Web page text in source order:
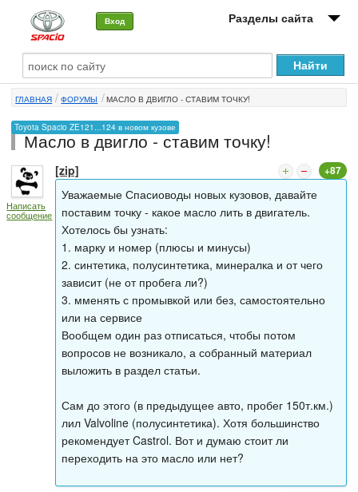
Вход Разделы сайта
О машине
Автоклуб
Форумы
Сервисы и услуги
Новости
ГЛАВНАЯ ФОРУМЫ МАСЛО В ДВИГЛО - СТАВИМ ТОЧКУ!
Toyota Spacio ZE121...124 в новом кузове
Масло в двигло - ставим точку!
Написать
сообщение
[zip] +87
Уважаемые Спасиоводы новых кузовов, давайте
поставим точку - какое масло лить в двигатель.
Хотелось бы узнать:
1. марку и номер (плюсы и минусы)
2. синтетика, полусинтетика, минералка и от чего
зависит (не от пробега ли?)
3. мменять с промывкой или без, самостоятельно
или на сервисе
Вообщем один раз отписаться, чтобы потом
вопросов не возникало, а собранный материал
выложить в раздел статьи.
Сам до этого (в предыдущее авто, пробег 150т.км.)
лил Valvoline (полусинтетика). Хотя большинство
рекомендует Castrol. Вот и думаю стоит ли
переходить на это масло или нет?